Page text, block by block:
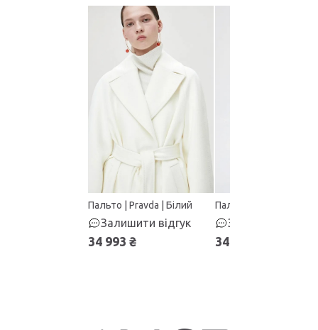
Пальто | Pravda | Білий
Залишити відгук
34 993 ₴
Пальто | Pravda |
Залишити відгук
34 993 ₴